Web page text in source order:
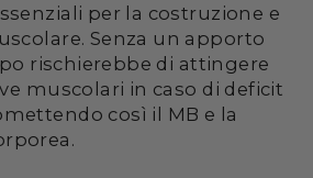
per la costruzione e
Senza un apporto
rischierebbe di attingere
muscolari in caso di deficit
così il MB e la